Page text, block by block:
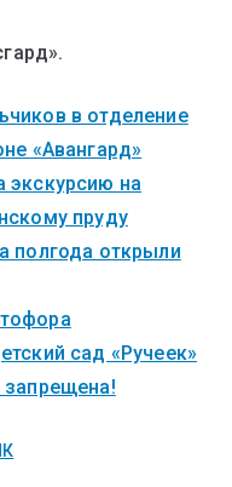
в отделение
«Авангард»
экскурсию на
пруду
полгода открыли
сад «Ручеек»